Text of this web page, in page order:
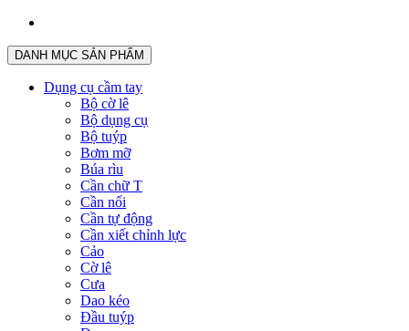
DANH MỤC SẢN PHẨM
Dụng cụ cầm tay
Bộ cờ lê
Bộ dụng cụ
Bộ tuýp
Bơm mỡ
Búa rìu
Cần chữ T
Cần nối
Cần tự động
Cần xiết chỉnh lực
Cảo
Cờ lê
Cưa
Dao kéo
Đầu tuýp